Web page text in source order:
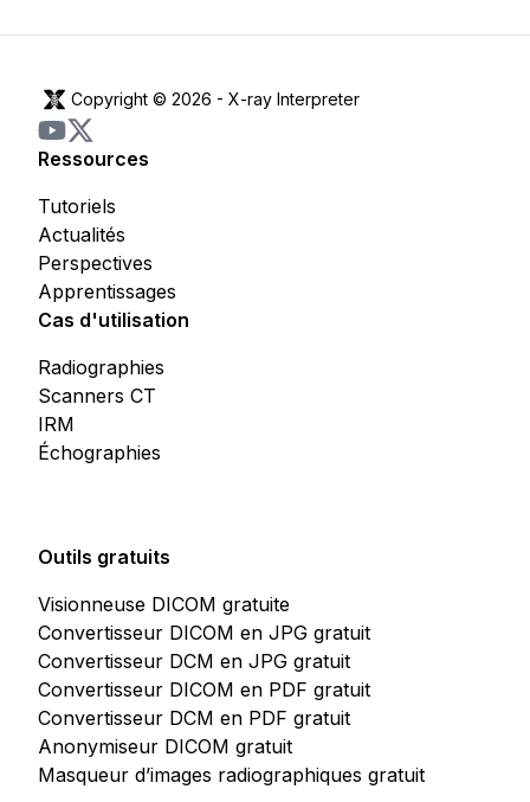
Copyright © 2026 - X-ray Interpreter
Ressources
Perspectives
Apprentissages
Actualités
Tutoriels
Cas d'utilisation
Scanners CT
IRM
Échographies
Radiographies
Outils gratuits
Visionneuse DICOM gratuite
Convertisseur DICOM en JPG gratuit
Convertisseur DCM en JPG gratuit
Convertisseur DICOM en PDF gratuit
Convertisseur DCM en PDF gratuit
Anonymiseur DICOM gratuit
Masqueur d’images radiographiques gratuit